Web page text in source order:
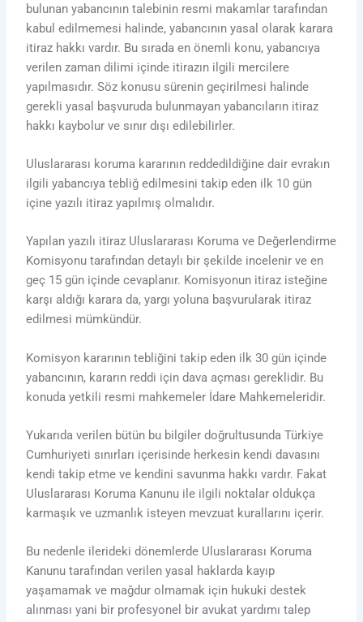
bulunan yabancının talebinin resmi makamlar tarafından
kabul edilmemesi halinde, yabancının yasal olarak karara
itiraz hakkı vardır. Bu sırada en önemli konu, yabancıya
verilen zaman dilimi içinde itirazın ilgili mercilere
yapılmasıdır. Söz konusu sürenin geçirilmesi halinde
gerekli yasal başvuruda bulunmayan yabancıların itiraz
hakkı kaybolur ve sınır dışı edilebilirler.
Uluslararası koruma kararının reddedildiğine dair evrakın
ilgili yabancıya tebliğ edilmesini takip eden ilk 10 gün
içine yazılı itiraz yapılmış olmalıdır.
Yapılan yazılı itiraz Uluslararası Koruma ve Değerlendirme
Komisyonu tarafından detaylı bir şekilde incelenir ve en
geç 15 gün içinde cevaplanır. Komisyonun itiraz isteğine
karşı aldığı karara da, yargı yoluna başvurularak itiraz
edilmesi mümkündür.
Komisyon kararının tebliğini takip eden ilk 30 gün içinde
yabancının, kararın reddi için dava açması gereklidir. Bu
konuda yetkili resmi mahkemeler İdare Mahkemeleridir.
Yukarıda verilen bütün bu bilgiler doğrultusunda Türkiye
Cumhuriyeti sınırları içerisinde herkesin kendi davasını
kendi takip etme ve kendini savunma hakkı vardır. Fakat
Uluslararası Koruma Kanunu ile ilgili noktalar oldukça
karmaşık ve uzmanlık isteyen mevzuat kurallarını içerir.
Bu nedenle ilerideki dönemlerde Uluslararası Koruma
Kanunu tarafından verilen yasal haklarda kayıp
yaşamamak ve mağdur olmamak için hukuki destek
alınması yani bir profesyonel bir avukat yardımı talep